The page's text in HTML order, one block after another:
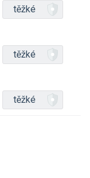
těžké
těžké
těžké